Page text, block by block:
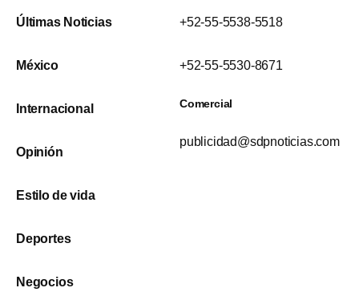
Últimas Noticias
México
Internacional
Opinión
Estilo de vida
Deportes
Negocios
+52-55-5538-5518
+52-55-5530-8671
Comercial
publicidad@sdpnoticias.com